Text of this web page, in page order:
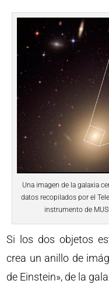
Una imagen de la galaxia
datos recopilados por el
instrumento de
Si los dos objetos
crea un anillo de
de Einstein», de la